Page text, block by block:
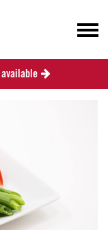
available